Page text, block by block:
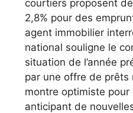
courtiers proposent
2,8% pour des
agent immobilier
national souligne le
situation de l’année
par une offre de prêts
montre optimiste pour
anticipant de